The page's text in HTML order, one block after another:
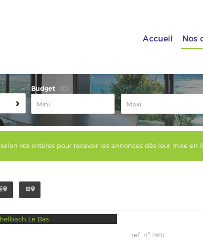
Accueil Nos
Budget (€)
selon vos critères pour recevoir les annonces dès leur mise en
ref. n° 1981